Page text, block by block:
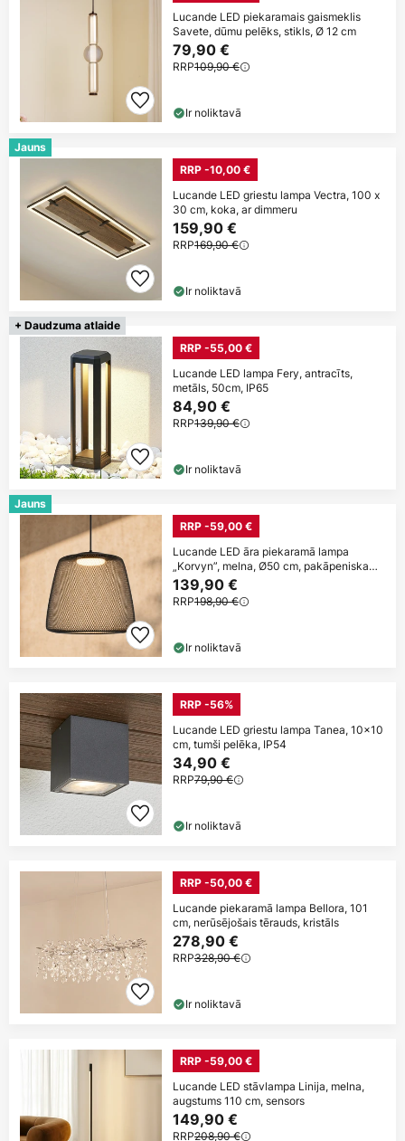
Lucande LED piekaramais gaismeklis
Savete, dūmu pelēks, stikls, Ø 12 cm
79,90 €
RRP109,90 €
Ir noliktavā
Jauns
RRP -10,00 €
Lucande LED griestu lampa Vectra, 100 x
30 cm, koka, ar dimmeru
159,90 €
RRP169,90 €
Ir noliktavā
+ Daudzuma atlaide
RRP -55,00 €
Lucande LED lampa Fery, antracīts,
metāls, 50cm, IP65
84,90 €
RRP139,90 €
Ir noliktavā
Jauns
RRP -59,00 €
Lucande LED āra piekaramā lampa
„Korvyn”, melna, Ø50 cm, pakāpeniska
dimmerēšana
139,90 €
RRP198,90 €
Ir noliktavā
RRP -56%
Lucande LED griestu lampa Tanea, 10x10
cm, tumši pelēka, IP54
34,90 €
RRP79,90 €
Ir noliktavā
RRP -50,00 €
Lucande piekaramā lampa Bellora, 101
cm, nerūsējošais tērauds, kristāls
278,90 €
RRP328,90 €
Ir noliktavā
RRP -59,00 €
Lucande LED stāvlampa Linija, melna,
augstums 110 cm, sensors
149,90 €
RRP208,90 €